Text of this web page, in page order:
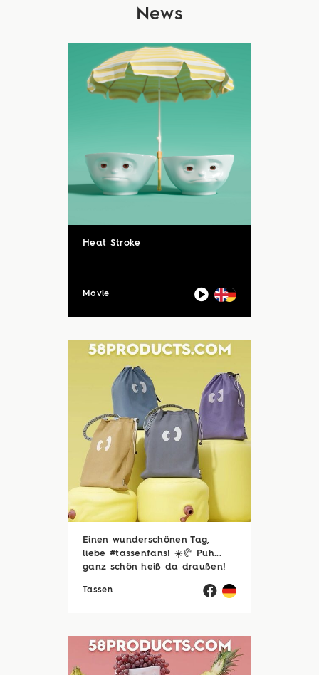
News
Heat Stroke
Movie
Einen wunderschönen Tag,
liebe #tassenfans! ☀️🥐 Puh...
ganz schön heiß da draußen!
euch noch im Urlaubsmodus
zum Beispiel ...
Tassen